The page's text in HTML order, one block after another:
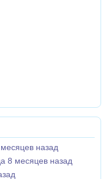
назад
8 месяцев назад